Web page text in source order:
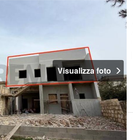
Visualizza foto